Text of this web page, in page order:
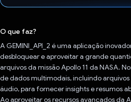
O que faz?
A GEMINI_API_2 é uma aplicação
desbloquear e aproveitar a grande
arquivos da missão Apollo 11 da NASA.
de dados multimodais, incluindo
áudio, para fornecer insights e resumos
Ao aproveitar os recursos avançados da